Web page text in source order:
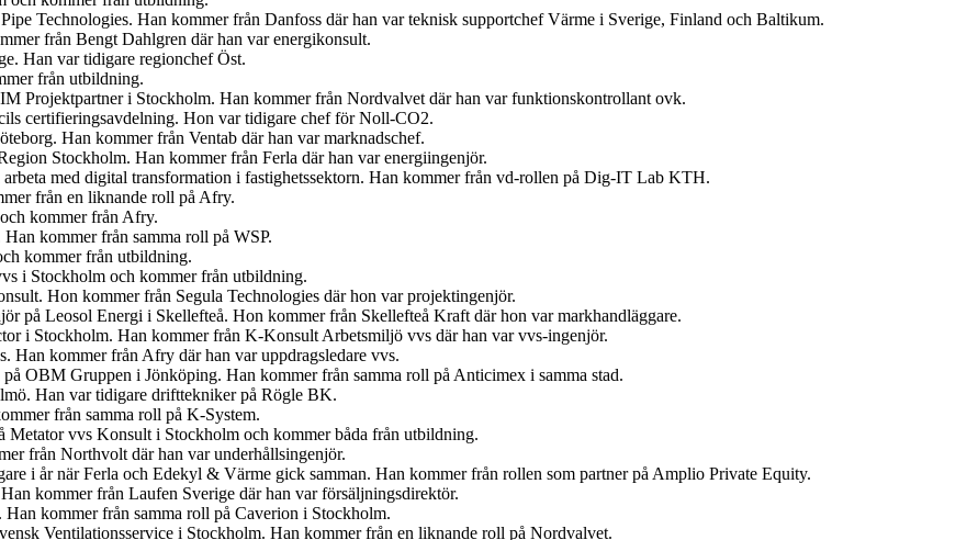
Technologies. Han kommer från Danfoss där han var teknisk supportchef Värme i Sverige, Finland och Baltikum.
från Bengt Dahlgren där han var energikonsult.
Han var tidigare regionchef Öst.
från utbildning.
Projektpartner i Stockholm. Han kommer från Nordvalvet där han var funktionskontrollant ovk.
certifieringsavdelning. Hon var tidigare chef för Noll-CO2.
Han kommer från Ventab där han var marknadschef.
Stockholm. Han kommer från Ferla där han var energiingenjör.
arbeta med digital transformation i fastighetssektorn. Han kommer från vd-rollen på Dig-IT Lab KTH.
från en liknande roll på Afry.
kommer från Afry.
kommer från samma roll på WSP.
kommer från utbildning.
i Stockholm och kommer från utbildning.
Hon kommer från Segula Technologies där hon var projektingenjör.
på Leosol Energi i Skellefteå. Hon kommer från Skellefteå Kraft där hon var markhandläggare.
i Stockholm. Han kommer från K-Konsult Arbetsmiljö vvs där han var vvs-ingenjör.
Han kommer från Afry där han var uppdragsledare vvs.
OBM Gruppen i Jönköping. Han kommer från samma roll på Anticimex i samma stad.
Han var tidigare drifttekniker på Rögle BK.
från samma roll på K-System.
Metator vvs Konsult i Stockholm och kommer båda från utbildning.
från Northvolt där han var underhållsingenjör.
i år när Ferla och Edekyl & Värme gick samman. Han kommer från rollen som partner på Amplio Private Equity.
kommer från Laufen Sverige där han var försäljningsdirektör.
kommer från samma roll på Caverion i Stockholm.
Ventilationsservice i Stockholm. Han kommer från en liknande roll på Nordvalvet.